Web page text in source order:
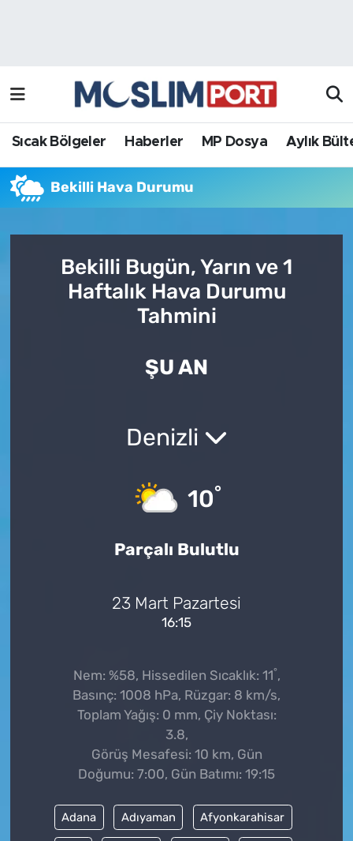
Sıcak Bölgeler Haberler MP Dosya Aylık
Bekilli Hava Durumu
Bekilli Bugün, Yarın ve 1
Haftalık Hava Durumu
Tahmini
ŞU AN
Denizli
10°
Parçalı Bulutlu
23 Mart Pazartesi
16:15
Nem: %58, Hissedilen Sıcaklık: 11°,
Basınç: 1008 hPa, Rüzgar: 8 km/s,
Toplam Yağış: 0 mm, Çiy Noktası:
3.8,
Görüş Mesafesi: 10 km, Gün
Doğumu: 7:00, Gün Batımı: 19:15
Adana Adıyaman Afyonkarahisar
Haberler
MP Dosya
Röportaj Haber
Aylık Bülten